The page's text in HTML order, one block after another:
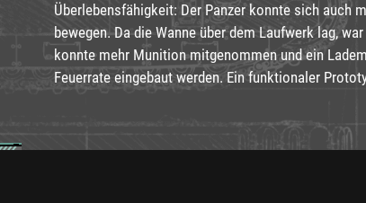
Überlebensfähigkeit: Der Panzer konnte sich auch
bewegen. Da die Wanne über dem Laufwerk lag,
konnte mehr Munition mitgenommen und ein
Feuerrate eingebaut werden. Ein funktionaler